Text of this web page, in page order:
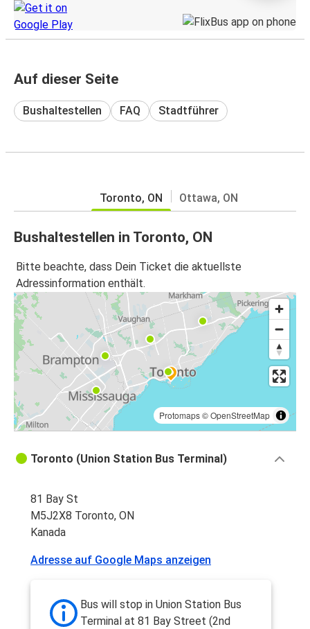
Auf dieser Seite
Bushaltestellen FAQ Stadtführer
Toronto, ON Ottawa, ON
Bushaltestellen in Toronto, ON
Bitte beachte, dass Dein Ticket die aktuellste
Adressinformation enthält.
Protomaps©OpenStreetMap
Toronto (Union Station Bus Terminal)
81 Bay St
M5J2X8 Toronto, ON
Kanada
Adresse auf Google Maps anzeigen
Bus will stop in Union Station Bus
Terminal at 81 Bay Street (2nd